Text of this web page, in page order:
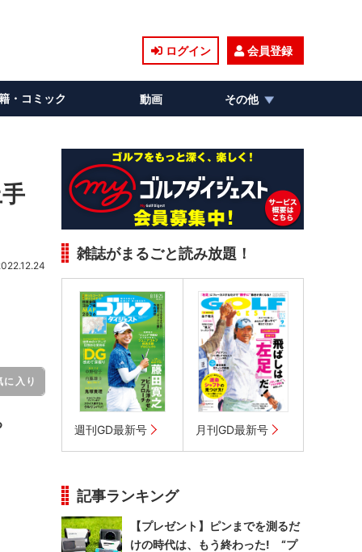
ログイン 会員登録
・コミック 動画 その他
に入り
雑誌がまるごと読み放題！
週刊GD最新号 月刊GD最新号
記事ランキング
【プレゼント】ピンまでを測るだ
けの時代は、もう終わった! “プ